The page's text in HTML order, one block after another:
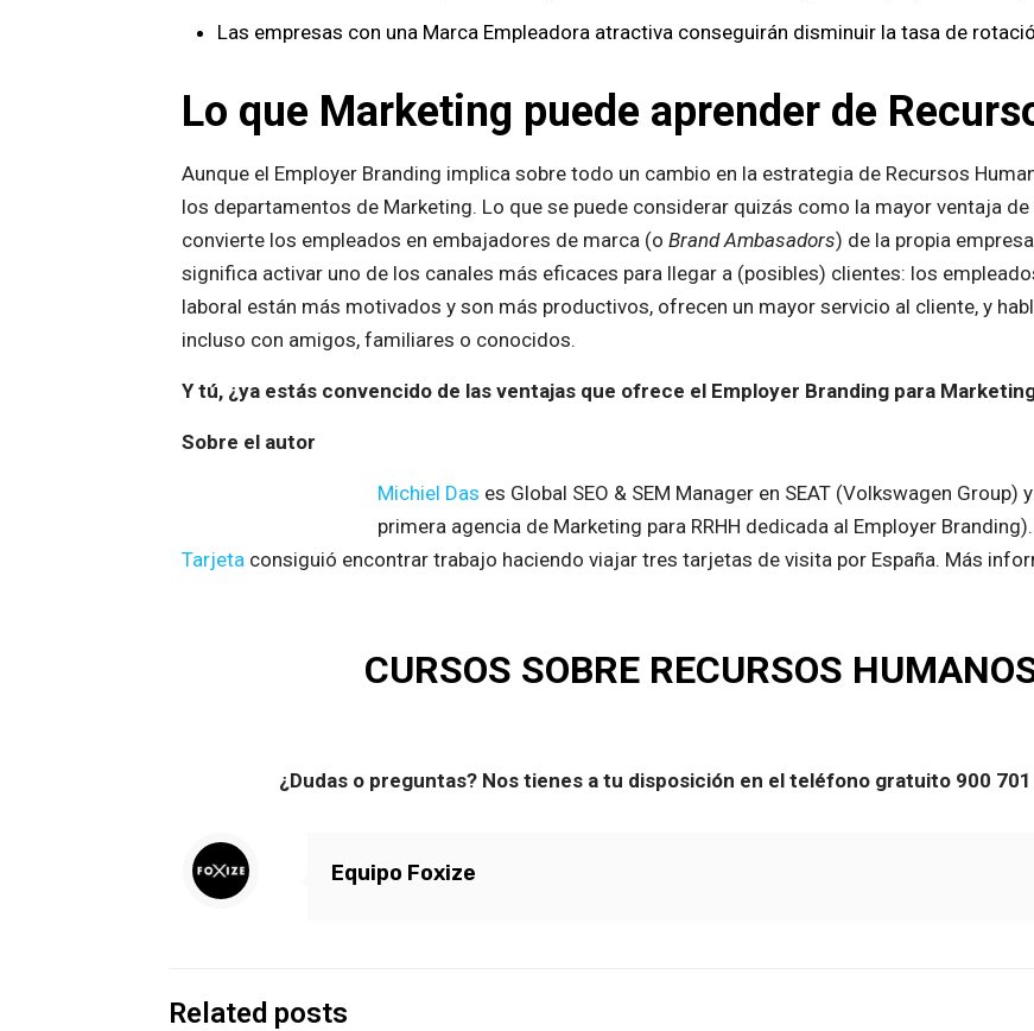
Las empresas con una Marca Empleadora atractiva conseguirán disminuir la tasa de
Lo que Marketing puede aprender de
Aunque el Employer Branding implica sobre todo un cambio en la estrategia de Recursos
los departamentos de Marketing. Lo que se puede considerar quizás como la mayor ventaja
convierte los empleados en embajadores de marca (o Brand Ambasadors) de la propia
significa activar uno de los canales más eficaces para llegar a (posibles) clientes: los
laboral están más motivados y son más productivos, ofrecen un mayor servicio al cliente, y
incluso con amigos, familiares o conocidos.
Y tú, ¿ya estás convencido de las ventajas que ofrece el Employer Branding para
Sobre el autor
Michiel Das es Global SEO & SEM Manager en SEAT (Volkswagen Group)
primera agencia de Marketing para RRHH dedicada al Employer
Tarjetaconsiguió encontrar trabajo haciendo viajar tres tarjetas de visita por España. Más
CURSOS SOBRE RECURSOS
¿Dudas o preguntas? Nos tienes a tu disposición en el teléfono gratuito 900 701
Equipo Foxize
Related posts